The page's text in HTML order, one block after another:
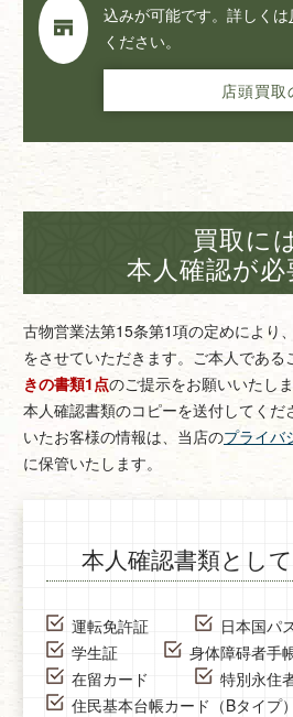
込みが可能です。詳しくは
ください。
店頭買取
買取に
本人確認が
古物営業法第15条第1項の定めにより
をさせていただきます。 ご本人である
きの書類1点のご提示をお願いいたしま
本人確認書類のコピーを送付してくだ
いたお客様の情報は、当店のプライバ
に保管いたします。
本人確認書類とし
運転免許証 日本国パ
学生証
身体障碍者手
在留カード
特別永住
住民基本台帳カード（Bタイプ）